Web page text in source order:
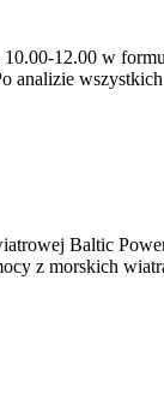
12.00 w
Baltic
z morskich